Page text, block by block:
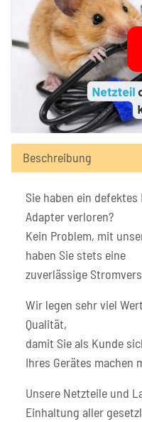
Beschreibung
Sie haben ein
Adapter verloren?
Kein Problem, mit
haben Sie stets eine
zuverlässige
Wir legen sehr viel
Qualität,
damit Sie als Kunde
Ihres Gerätes machen
Unsere Netzteile und
Einhaltung aller